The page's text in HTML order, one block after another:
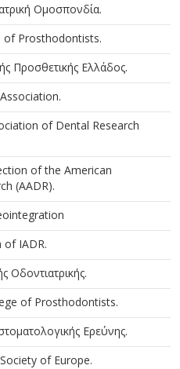
Ομοσπονδία.
of Prosthodontists.
Προσθετικής Ελλάδος.
of Dental Research
of the American
(AADR).
of IADR.
Οδοντιατρικής.
of Prosthodontists.
Ερεύνης.
of Europe.